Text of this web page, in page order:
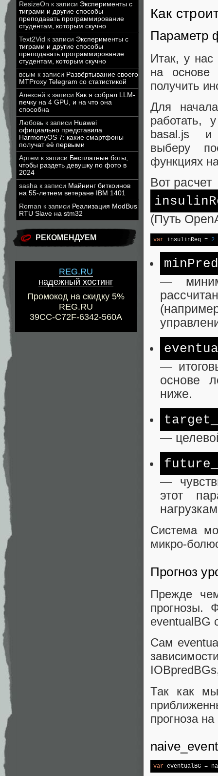
ResizeOn к записи Эксперименты с
тиграми и другие способы
преподавать программирование
студентам, которым скучно
Text2Vid к записи Эксперименты с
тиграми и другие способы
преподавать программирование
студентам, которым скучно
всым к записи Развёртывание своего
MTProxy Telegram со статистикой
Алексей к записи Как я собрал LLM-
печку на 4 GPU, и на что она
способна
Любовь к записи Huawei
официально представила
HarmonyOS 7: какие смартфоны
получат её первыми
Артем к записи Бесплатные боты,
чтобы раздеть девушку по фото в
2024
sasha к записи Майнинг биткоинов
на 55-летнем ветеране IBM 1401
Roman к записи Реализация ModBus
RTU Slave на stm32
РЕКОМЕНДУЕМ
REG.RU
надежный хостинг
Промокод на скидку 5%
REG.RU
39CC-C72F-6342-560A
Как
Параметр
Итак, у нас
на основе
получить
Для
работать,
basal.js и
выберу
функциях
Вот расчет
(Путь
var insulinReq = 2
—
—
основе
ниже.
—
—
этот
Система
микро-
Прогноз
Прежде
прогнозы.
eventualBG
Сам
Так как мы
прогноза
var eventualBG =